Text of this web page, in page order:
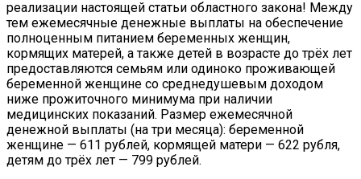
реализации настоящей статьи областного закона! Между
тем ежемесячные денежные выплаты на обеспечение
полноценным питанием беременных женщин,
кормящих матерей, а также детей в возрасте до трёх лет
предоставляются семьям или одиноко проживающей
беременной женщине со среднедушевым доходом
ниже прожиточного минимума при наличии
медицинских показаний. Размер ежемесячной
денежной выплаты (на три месяца): беременной
женщине — 611 рублей, кормящей матери — 622 рубля,
детям до трёх лет — 799 рублей.